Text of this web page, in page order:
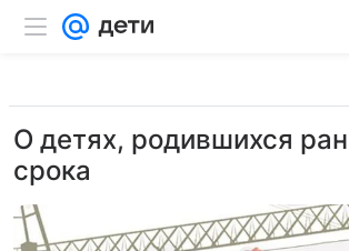
О детях, родившихся
срока